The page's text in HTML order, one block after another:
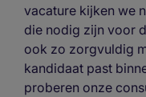
vacature kijken we
die nodig zijn voor
ook zo zorgvuldig
kandidaat past
proberen onze